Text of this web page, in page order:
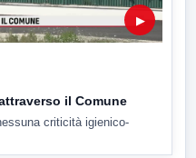
▶
il Comune
criticità igienico-